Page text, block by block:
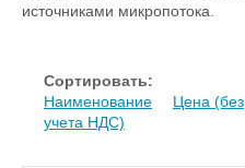
источниками микропотока.
Сортировать:
Наименование
Цена (без
учета НДС)